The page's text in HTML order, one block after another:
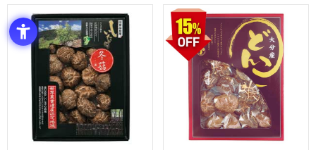
大分乾物 大分県国東半島産 どんこ椎茸【夏の贈りもの・お
北遠椎茸 大分県産 どんこ椎